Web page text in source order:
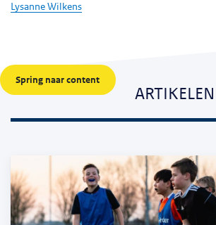
Spring naar content
Lysanne Wilkens
ARTIKELEN